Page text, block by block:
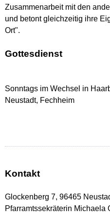
Zusammenarbeit mit den
und betont gleichzeitig ihre
Ort".
Gottesdienst
Sonntags im Wechsel in
Neustadt, Fechheim
Kontakt
Glockenberg 7, 96465
Pfarramtssekräterin Michaela